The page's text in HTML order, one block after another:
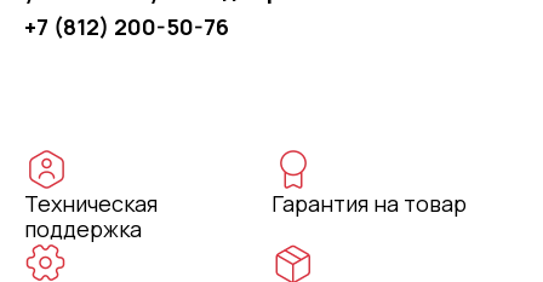
+7 (812) 200-50-76
Техническая
поддержка
Гарантия на товар